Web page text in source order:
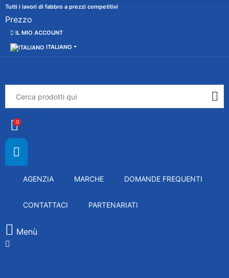
Tutti i lavori di fabbro a prezzi competitivi
Prezzo
IL MIO ACCOUNT
ITALIANO
0
AGENZIA MARCHE DOMANDE FREQUENTI
CONTATTACI PARTENARIATI
Menù